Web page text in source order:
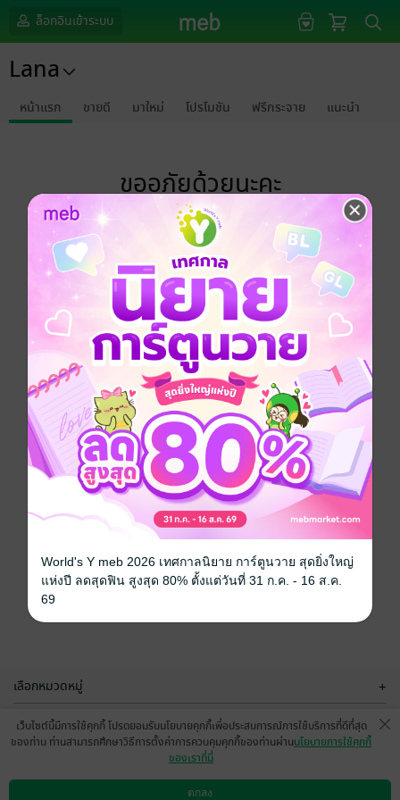
ล็อกอินเข้าระบบ
Lana
หน้าแรก ขายดี มาใหม่ โปรโมชัน ฟรีกระจาย แนะนำ
ขออภัยด้วยนะคะ
ไม่พบข้อมูลในหัวข้อที่คุณกำลังชมค่ะ
เลือกหมวดหมู่ +
บริการช่วยเหลือ +
เว็บไซต์นี้มีการใช้คุกกี้ โปรดยอมรับนโยบายคุกกี้เพื่อประสบการณ์การใช้บริการที่ดีที่สุด
ของท่าน ท่านสามารถศึกษาวิธีการตั้งค่าการควบคุมคุกกี้ของท่านผ่านนโยบายการใช้คุกกี้
ของเราที่นี่
ตกลง
World's Y meb 2026 เทศกาลนิยาย การ์ตูนวาย สุดยิ่งใหญ่
แห่งปี ลดสุดฟิน สูงสุด 80% ตั้งแต่วันที่ 31 ก.ค. - 16 ส.ค.
69